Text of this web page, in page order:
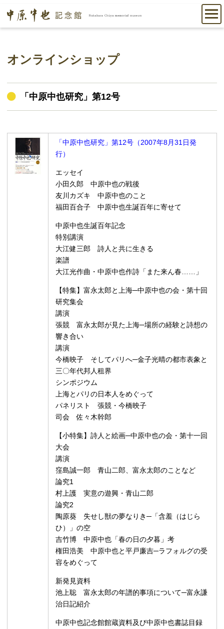
オンラインショップ
「中原中也研究」第12号
「中原中也研究」第12号（2007年8月31日発
行）
エッセイ
小田久郎 中原中也の戦後
友川カズキ 中原中也のこと
福田百合子 中原中也生誕百年に寄せて
中原中也生誕百年記念
特別講演
大江健三郎 詩人と共に生きる
楽譜
大江光作曲・中原中也作詩「また来ん春……」
【特集】富永太郎と上海─中原中也の会・第十回
研究集会
講演
張競 富永太郎が見た上海─場所の経験と詩想の
響き合い
講演
今橋映子 そしてパリへ─金子光晴の都市表象と
三〇年代邦人租界
シンポジウム
上海とパリの日本人をめぐって
パネリスト 張競・今橋映子
司会 佐々木幹郎
【小特集】詩人と絵画─中原中也の会・第十一回
大会
講演
窪島誠一郎 青山二郎、富永太郎のことなど
論究1
村上護 実意の遊興・青山二郎
論究2
陶原葵 失せし獣の夢なりき─「含羞（はじら
ひ）」の空
吉竹博 中原中也「春の日の夕暮」考
権田浩美 中原中也と平戸廉吉─ラフォルグの受
容をめぐって
新発見資料
池上聡 富永太郎の年譜的事項について─富永謙
治日記紹介
中原中也記念館館蔵資料及び中原中也書誌目録